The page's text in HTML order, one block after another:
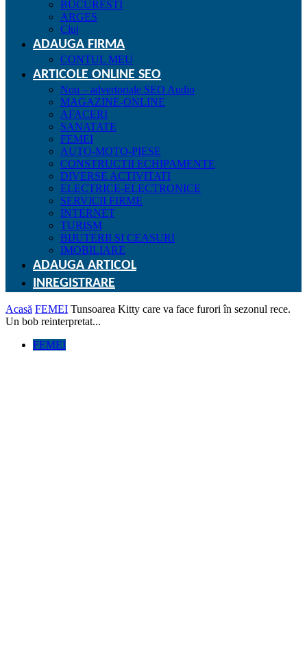
BUCURESTI
ARGES
Cluj
ADAUGA FIRMA
CONTUL MEU
ARTICOLE ONLINE SEO
Nou – advertoriale SEO Audio
MAGAZINE-ONLINE
AFACERI
SANATATE
FEMEI
AUTO-MOTO-PIESE
CONSTRUCTII ECHIPAMENTE
DIVERSE ACTIVITATI
ELECTRICE-ELECTRONICE
SERVICII FIRME
INTERNET
TURISM
BIJUTERII SI CEASURI
IMOBILIARE
ADAUGA ARTICOL
INREGISTRARE
Acasă FEMEI Tunsoarea Kitty care va face furori în sezonul rece.
Un bob reinterpretat...
FEMEI